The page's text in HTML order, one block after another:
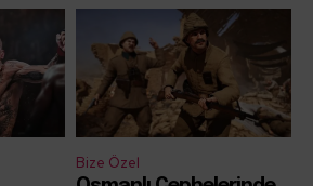
Bize Özel